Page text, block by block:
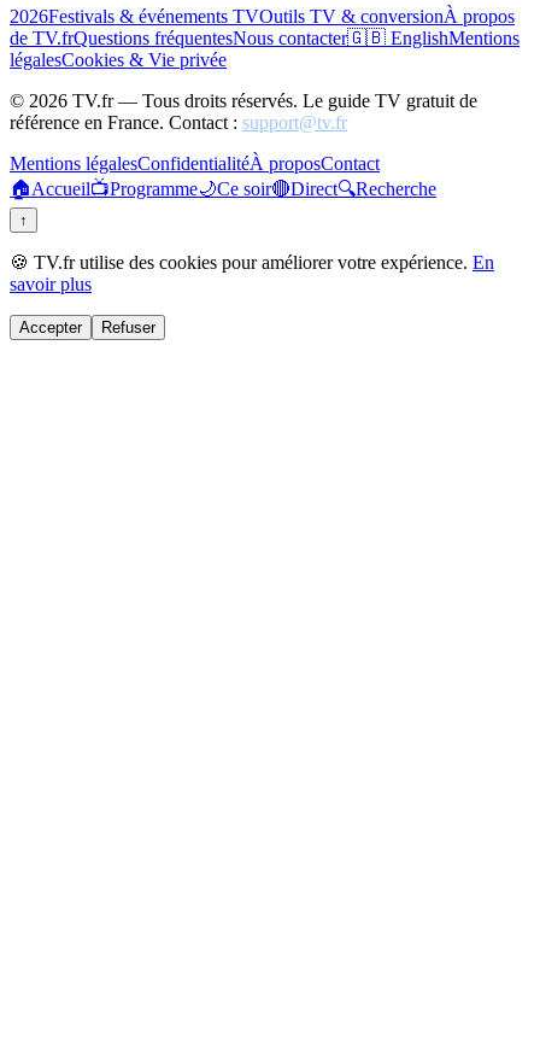
2026Festivals & événements TVOutils TV & conversionÀ propos
de TV.frQuestions fréquentesNous contacter🇬🇧 EnglishMentions
légalesCookies & Vie privée
© 2026 TV.fr — Tous droits réservés. Le guide TV gratuit de
référence en France. Contact : support@tv.fr
Mentions légalesConfidentialitéÀ proposContact
🏠Accueil📺Programme🌙Ce soir🔴Direct🔍Recherche
↑
🍪 TV.fr utilise des cookies pour améliorer votre expérience. En
savoir plus
Accepter Refuser